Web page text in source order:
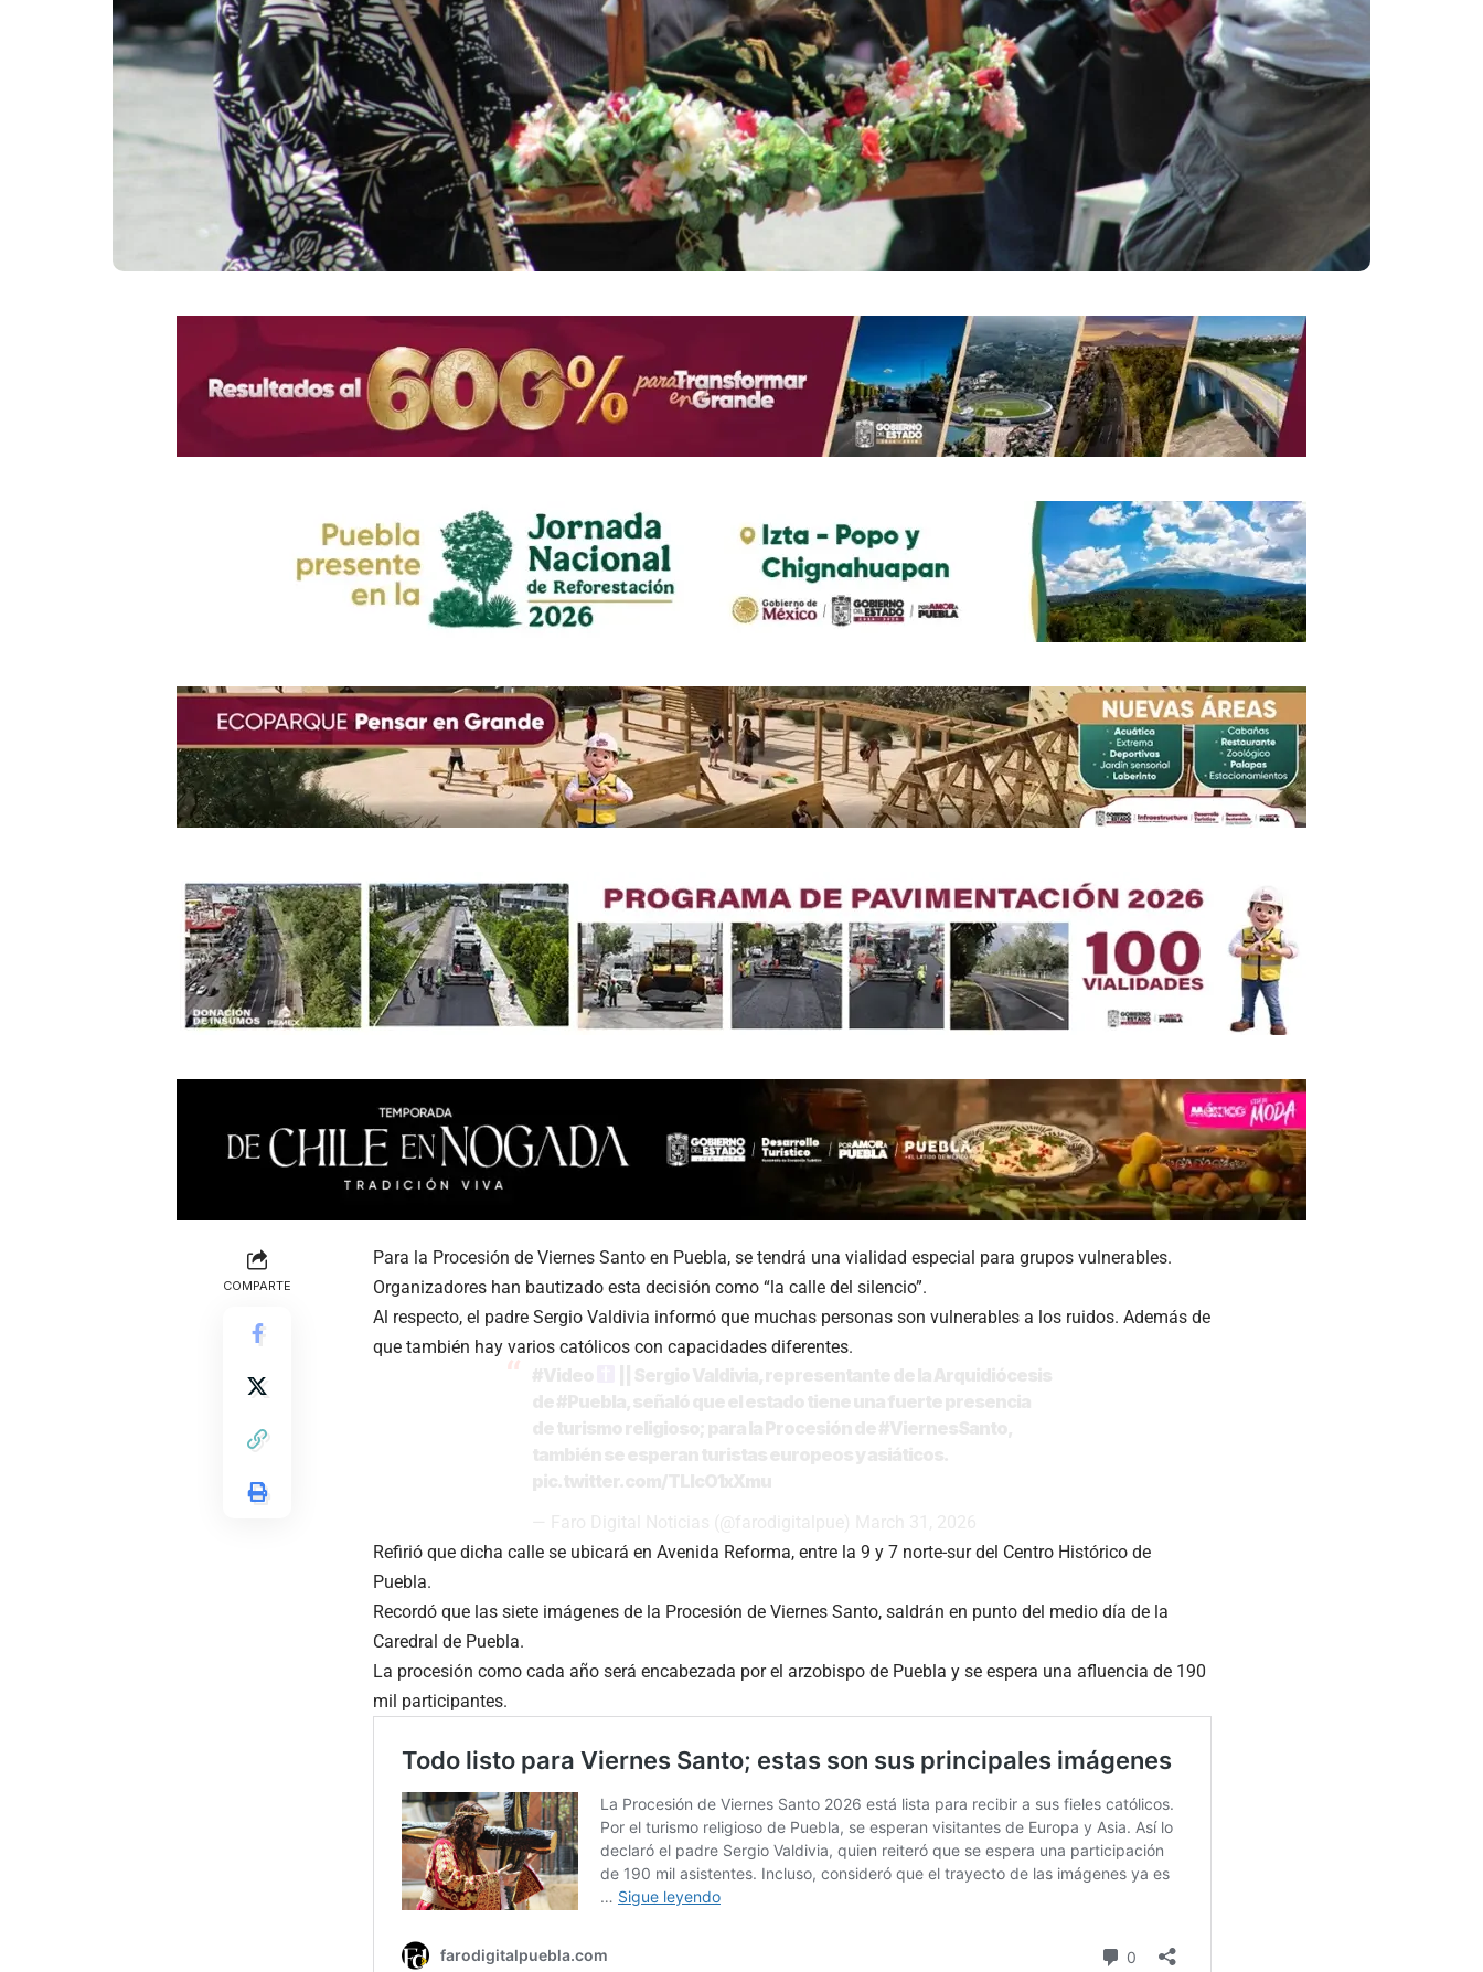
COMPARTE
Para la Procesión de Viernes Santo en Puebla, se tendrá una vialidad especial para grupos vulnerables.
Organizadores han bautizado esta decisión como “la calle del silencio”.
Al respecto, el padre Sergio Valdivia informó que muchas personas son vulnerables a los ruidos. Además de
que también hay varios católicos con capacidades diferentes.
Refirió que dicha calle se ubicará en Avenida Reforma, entre la 9 y 7 norte-sur del Centro Histórico de
Puebla.
Recordó que las siete imágenes de la Procesión de Viernes Santo, saldrán en punto del medio día de la
Caredral de Puebla.
La procesión como cada año será encabezada por el arzobispo de Puebla y se espera una afluencia de 190
mil participantes.